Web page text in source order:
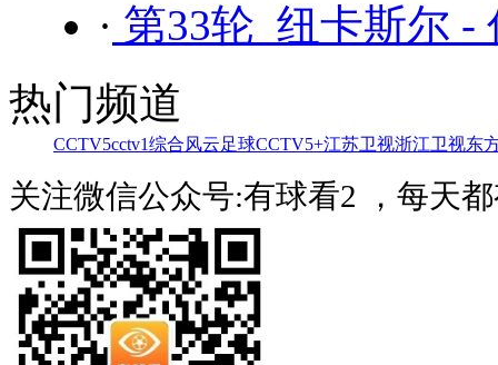
· 第33轮 纽卡斯尔 -
热门频道
CCTV5cctv1综合风云足球CCTV5+江苏卫视浙江卫视东
关注微信公众号:有球看2 ，每天